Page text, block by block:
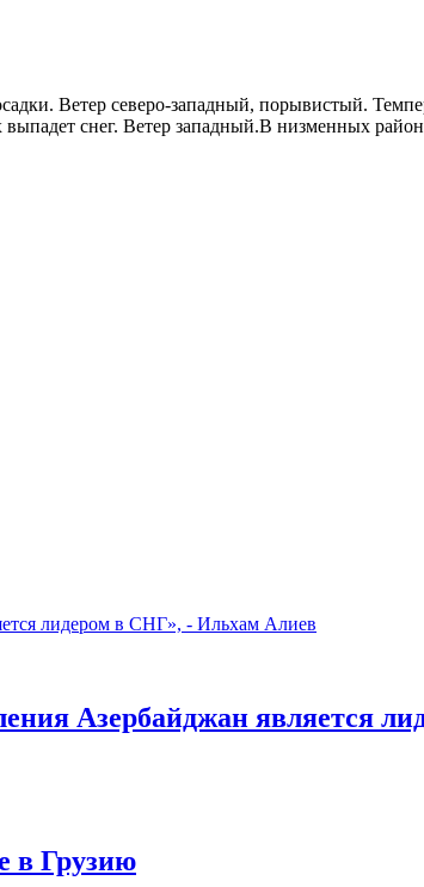
Ветер северо-западный, порывистый.
снег. Ветер западный.В низменных
Азербайджан является
в Грузию